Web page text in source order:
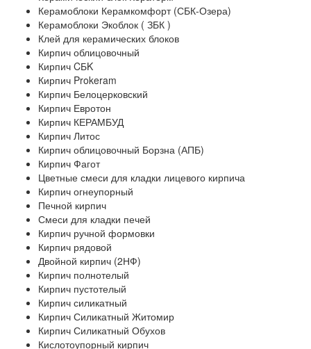
Керамоблоки Керамкомфорт (СБК-Озера)
Керамоблоки Экоблок ( ЗБК )
Клей для керамических блоков
Кирпич облицовочный
Кирпич CБK
Кирпич Prokeram
Кирпич Белоцерковский
Кирпич Евротон
Кирпич КЕРАМБУД
Кирпич Литос
Кирпич облицовочный Борзна (АПБ)
Кирпич Фагот
Цветные смеси для кладки лицевого кирпича
Кирпич огнеупорный
Печной кирпич
Смеси для кладки печей
Кирпич ручной формовки
Кирпич рядовой
Двойной кирпич (2НФ)
Кирпич полнотелый
Кирпич пустотелый
Кирпич силикатный
Кирпич Силикатный Житомир
Кирпич Силикатный Обухов
Кислотоупорный кирпич